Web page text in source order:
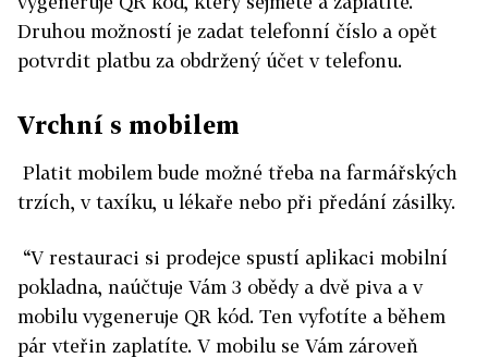
Druhou možností je zadat telefonní číslo a opět
potvrdit platbu za obdržený účet v telefonu.
Vrchní s mobilem
Platit mobilem bude možné třeba na farmářských
trzích, v taxíku, u lékaře nebo při předání zásilky.
“V restauraci si prodejce spustí aplikaci mobilní
pokladna, naúčtuje Vám 3 obědy a dvě piva a v
mobilu vygeneruje QR kód. Ten vyfotíte a během
pár vteřin zaplatíte. V mobilu se Vám zároveň